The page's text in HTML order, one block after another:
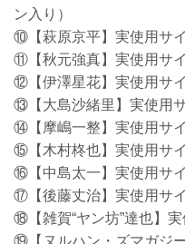
ン入り）
⑩【萩原京平】実使用サ
⑪【秋元強真】実使用サ
⑫【伊澤星花】実使用サ
⑬【大島沙緒里】実使用
⑭【摩嶋一整】実使用サ
⑮【木村柊也】実使用サ
⑯【中島太一】実使用サ
⑰【後藤丈治】実使用サ
⑱【雑賀“ヤン坊”達也】
⑲【ヌルハン・ズマガジ